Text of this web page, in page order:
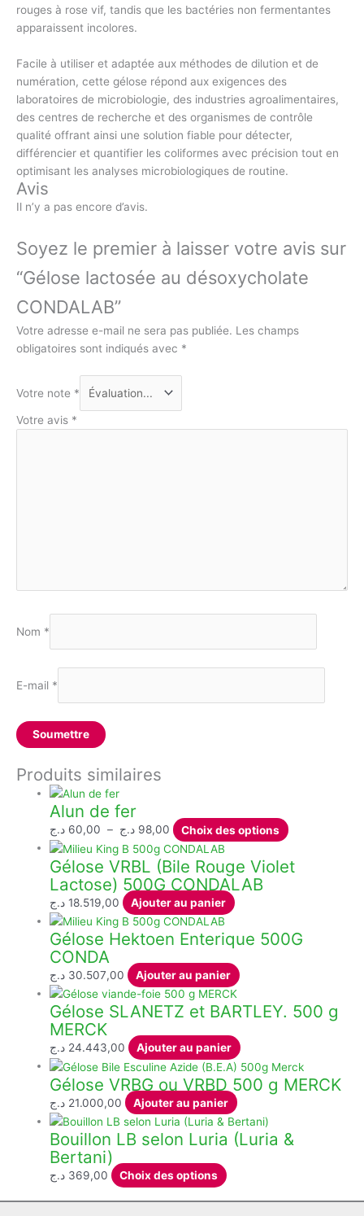
rouges à rose vif, tandis que les bactéries non fermentantes
apparaissent incolores.
Facile à utiliser et adaptée aux méthodes de dilution et de
numération, cette gélose répond aux exigences des
laboratoires de microbiologie, des industries agroalimentaires,
des centres de recherche et des organismes de contrôle
qualité offrant ainsi une solution fiable pour détecter,
différencier et quantifier les coliformes avec précision tout en
optimisant les analyses microbiologiques de routine.
Avis
Il n’y a pas encore d’avis.
Soyez le premier à laisser votre avis sur
“Gélose lactosée au désoxycholate
CONDALAB”
Votre adresse e-mail ne sera pas publiée. Les champs
obligatoires sont indiqués avec *
Votre note *
Votre avis *
Nom *
E-mail *
Produits similaires
Alun de fer
60,00 د.ج – 98,00 د.ج
Plage
de
prix :
60,00 د.ج
à
98,00 د.ج
Choix des options Ce
a
options
sur
du
produit
Gélose VRBL (Bile Rouge Violet
Lactose) 500G CONDALAB
18.519,00 د.ج Ajouter au panier
Gélose Hektoen Enterique 500G
CONDA
30.507,00 د.ج Ajouter au panier
Gélose SLANETZ et BARTLEY. 500 g
MERCK
24.443,00 د.ج Ajouter au panier
Gélose VRBG ou VRBD 500 g MERCK
21.000,00 د.ج Ajouter au panier
Bouillon LB selon Luria (Luria &
Bertani)
369,00 د.ج Choix des options Ce